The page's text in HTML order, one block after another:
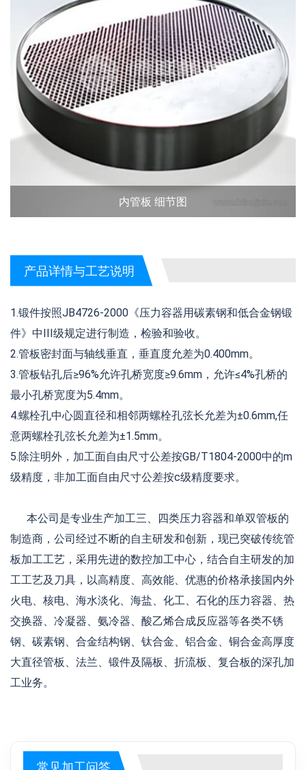
内管板 细节图
产品详情与工艺说明
1.锻件按照JB4726-2000《压力容器用碳素钢和低合金钢锻
件》中III级规定进行制造，检验和验收。
2.管板密封面与轴线垂直，垂直度允差为0.400mm。
3.管板钻孔后≥96%允许孔桥宽度≥9.6mm，允许≤4%孔桥的
最小孔桥宽度为5.4mm。
4.螺栓孔中心圆直径和相邻两螺栓孔弦长允差为±0.6mm,任
意两螺栓孔弦长允差为±1.5mm。
5.除注明外，加工面自由尺寸公差按GB/T1804-2000中的m
级精度，非加工面自由尺寸公差按c级精度要求。
本公司是专业生产加工三、四类压力容器和单双管板的
制造商，公司经过不断的自主研发和创新，现已突破传统管
板加工工艺，采用先进的数控加工中心，结合自主研发的加
工工艺及刀具，以高精度、高效能、优惠的价格承接国内外
火电、核电、海水淡化、海盐、化工、石化的压力容器、热
交换器、冷凝器、氨冷器、酸乙烯合成反应器等各类不锈
钢、碳素钢、合金结构钢、钛合金、铝合金、铜合金高厚度
大直径管板、法兰、锻件及隔板、折流板、复合板的深孔加
工业务。
常见加工问答